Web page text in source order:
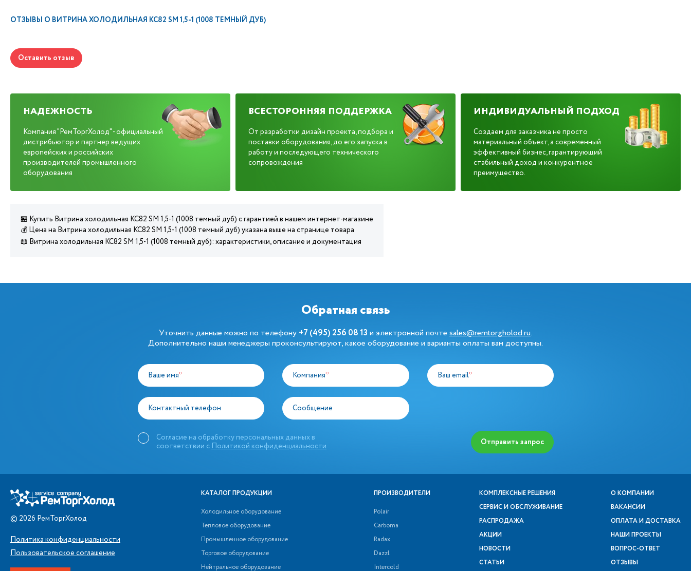
ОТЗЫВЫ О ВИТРИНА ХОЛОДИЛЬНАЯ КС82 SM 1,5-1 (1008 ТЕМНЫЙ ДУБ)
Оставить отзыв
НАДЕЖНОСТЬ
Компания "РемТоргХолод" - официальный
дистрибьютор и партнер ведущих
европейских и российских
производителей промышленного
оборудования
ВСЕСТОРОННЯЯ ПОДДЕРЖКА
От разработки дизайн проекта, подбора и
поставки оборудования, до его запуска в
работу и последующего технического
сопровождения
ИНДИВИДУАЛЬНЫЙ ПОДХОД
Создаем для заказчика не просто
материальный объект, а современный
эффективный бизнес, гарантирующий
стабильный доход и конкурентное
преимущество.
🏪 Купить Витрина холодильная КС82 SM 1,5-1 (1008 темный дуб) с гарантией в нашем интернет-магазине
💰 Цена на Витрина холодильная КС82 SM 1,5-1 (1008 темный дуб) указана выше на странице товара
📖 Витрина холодильная КС82 SM 1,5-1 (1008 темный дуб): характеристики, описание и документация
Обратная связь
Уточнить данные можно по телефону +7 (495) 256 08 13 и электронной почте sales@remtorgholod.ru.
Дополнительно наши менеджеры проконсультируют, какое оборудование и варианты оплаты вам доступны.
Ваше имя* Компания* Ваш email*
Контактный телефон Сообщение
Согласие на обработку персональных данных в
соответствии сПолитикой конфиденциальности Отправить запрос
© 2026 РемТоргХолод
Политика конфиденциальности
Пользовательское соглашение
КАТАЛОГ ПРОДУКЦИИ
Холодильное оборудование
Тепловое оборудование
Промышленное оборудование
Торговое оборудование
Нейтральное оборудование
ПРОИЗВОДИТЕЛИ
Polair
Carboma
Radax
Dazzl
Intercold
КОМПЛЕКСНЫЕ РЕШЕНИЯ
СЕРВИС И ОБСЛУЖИВАНИЕ
РАСПРОДАЖА
АКЦИИ
НОВОСТИ
СТАТЬИ
О КОМПАНИИ
ВАКАНСИИ
ОПЛАТА И ДОСТАВКА
НАШИ ПРОЕКТЫ
ВОПРОС-ОТВЕТ
ОТЗЫВЫ